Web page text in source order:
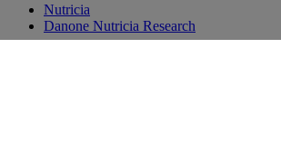
Nutricia
Danone Nutricia Research